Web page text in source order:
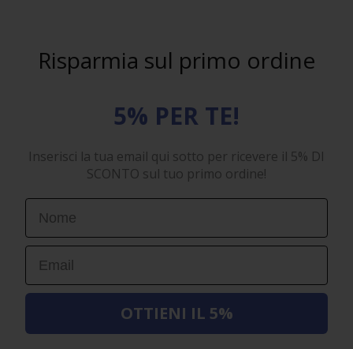
Risparmia sul primo ordine
5% PER TE!
Inserisci la tua email qui sotto per ricevere il 5% DI
SCONTO sul tuo primo ordine!
First Name
Email
OTTIENI IL 5%